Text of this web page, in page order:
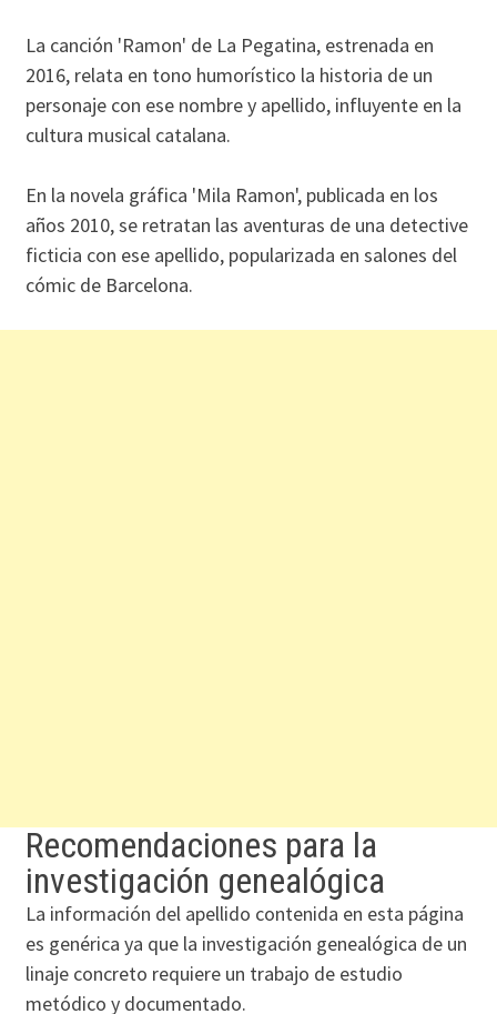
La canción 'Ramon' de La Pegatina, estrenada en
2016, relata en tono humorístico la historia de un
personaje con ese nombre y apellido, influyente en la
cultura musical catalana.
En la novela gráfica 'Mila Ramon', publicada en los
años 2010, se retratan las aventuras de una detective
ficticia con ese apellido, popularizada en salones del
cómic de Barcelona.
Recomendaciones para la
investigación genealógica
La información del apellido contenida en esta página
es genérica ya que la investigación genealógica de un
linaje concreto requiere un trabajo de estudio
metódico y documentado.